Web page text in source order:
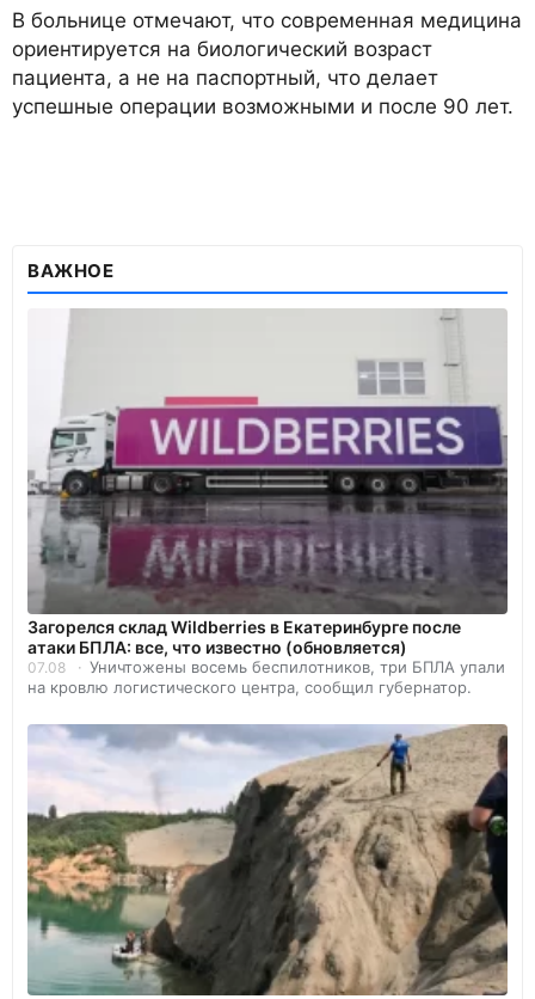
В больнице отмечают, что современная медицина
ориентируется на биологический возраст
пациента, а не на паспортный, что делает
успешные операции возможными и после 90 лет.
ВАЖНОЕ
Загорелся склад Wildberries в Екатеринбурге после
атаки БПЛА: все, что известно (обновляется)
07.08
Уничтожены восемь беспилотников, три БПЛА упали
на кровлю логистического центра, сообщил губернатор.